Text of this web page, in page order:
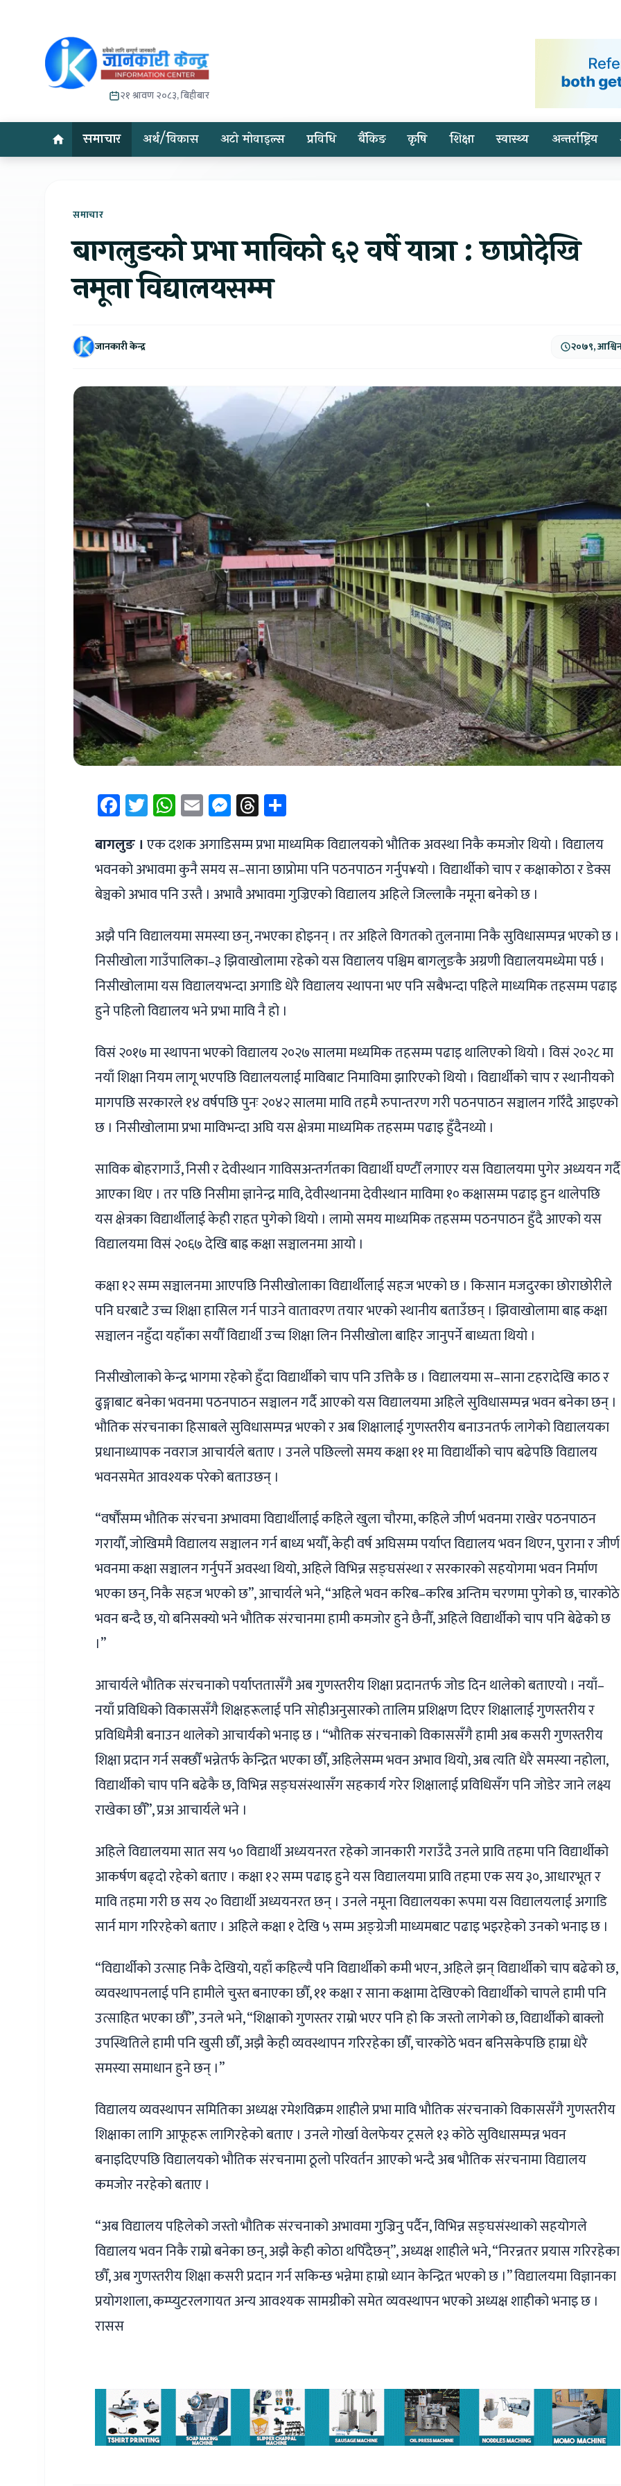
२१ श्रावण २०८३, बिहीबार
समाचार अर्थ/विकास अटो मोवाइल्स प्रविधि बैंकिङ कृषि शिक्षा स्वास्थ्य अन्तर्राष्ट्रिय
समाचार
बागलुङको प्रभा माविको ६२ वर्षे यात्रा : छाप्रोदेखि
नमूना विद्यालयसम्म
जानकारी केन्द्र २०७९,
Facebook
Twitter
WhatsApp
EmailMessenger
Threads
बागलुङ । एक दशक अगाडिसम्म प्रभा माध्यमिक विद्यालयको भौतिक अवस्था निकै कमजोर थियो । विद्यालय
भवनको अभावमा कुनै समय स–साना छाप्रोमा पनि पठनपाठन गर्नुप¥यो । विद्यार्थीको चाप र कक्षाकोठा र डेक्स
बेञ्चको अभाव पनि उस्तै । अभावै अभावमा गुज्रिएको विद्यालय अहिले जिल्लाकै नमूना बनेको छ ।
अझै पनि विद्यालयमा समस्या छन्, नभएका होइनन् । तर अहिले विगतको तुलनामा निकै सुविधासम्पन्न भएको छ ।
निसीखोला गाउँपालिका–३ झिवाखोलामा रहेको यस विद्यालय पश्चिम बागलुङकै अग्रणी विद्यालयमध्येमा पर्छ ।
निसीखोलामा यस विद्यालयभन्दा अगाडि धेरै विद्यालय स्थापना भए पनि सबैभन्दा पहिले माध्यमिक तहसम्म पढाइ
हुने पहिलो विद्यालय भने प्रभा मावि नै हो ।
विसं २०१७ मा स्थापना भएको विद्यालय २०२७ सालमा मध्यमिक तहसम्म पढाइ थालिएको थियो । विसं २०२८ मा
नयाँ शिक्षा नियम लागू भएपछि विद्यालयलाई माविबाट निमाविमा झारिएको थियो । विद्यार्थीको चाप र स्थानीयको
मागपछि सरकारले १४ वर्षपछि पुनः २०४२ सालमा मावि तहमै रुपान्तरण गरी पठनपाठन सञ्चालन गरिँदै आइएको
छ । निसीखोलामा प्रभा माविभन्दा अघि यस क्षेत्रमा माध्यमिक तहसम्म पढाइ हुँदैनथ्यो ।
साविक बोहरागाउँ, निसी र देवीस्थान गाविसअन्तर्गतका विद्यार्थी घण्टौँ लगाएर यस विद्यालयमा पुगेर अध्ययन गर्दै
आएका थिए । तर पछि निसीमा ज्ञानेन्द्र मावि, देवीस्थानमा देवीस्थान माविमा १० कक्षासम्म पढाइ हुन थालेपछि
यस क्षेत्रका विद्यार्थीलाई केही राहत पुगेको थियो । लामो समय माध्यमिक तहसम्म पठनपाठन हुँदै आएको यस
विद्यालयमा विसं २०६७ देखि बाह्र कक्षा सञ्चालनमा आयो ।
कक्षा १२ सम्म सञ्चालनमा आएपछि निसीखोलाका विद्यार्थीलाई सहज भएको छ । किसान मजदुरका छोराछोरीले
पनि घरबाटै उच्च शिक्षा हासिल गर्न पाउने वातावरण तयार भएको स्थानीय बताउँछन् । झिवाखोलामा बाह्र कक्षा
सञ्चालन नहुँदा यहाँका सयौँ विद्यार्थी उच्च शिक्षा लिन निसीखोला बाहिर जानुपर्ने बाध्यता थियो ।
निसीखोलाको केन्द्र भागमा रहेको हुँदा विद्यार्थीको चाप पनि उत्तिकै छ । विद्यालयमा स–साना टहरादेखि काठ र
ढुङ्गाबाट बनेका भवनमा पठनपाठन सञ्चालन गर्दै आएको यस विद्यालयमा अहिले सुविधासम्पन्न भवन बनेका छन् ।
भौतिक संरचनाका हिसाबले सुविधासम्पन्न भएको र अब शिक्षालाई गुणस्तरीय बनाउनतर्फ लागेको विद्यालयका
प्रधानाध्यापक नवराज आचार्यले बताए । उनले पछिल्लो समय कक्षा ११ मा विद्यार्थीको चाप बढेपछि विद्यालय
भवनसमेत आवश्यक परेको बताउछन् ।
“वर्षौँसम्म भौतिक संरचना अभावमा विद्यार्थीलाई कहिले खुला चौरमा, कहिले जीर्ण भवनमा राखेर पठनपाठन
गरायौँ, जोखिममै विद्यालय सञ्चालन गर्न बाध्य भयौँ, केही वर्ष अघिसम्म पर्याप्त विद्यालय भवन थिएन, पुराना र जीर्ण
भवनमा कक्षा सञ्चालन गर्नुपर्ने अवस्था थियो, अहिले विभिन्न सङ्घसंस्था र सरकारको सहयोगमा भवन निर्माण
भएका छन्, निकै सहज भएको छ”, आचार्यले भने, “अहिले भवन करिब–करिब अन्तिम चरणमा पुगेको छ, चारकोठे
भवन बन्दै छ, यो बनिसक्यो भने भौतिक संरचानमा हामी कमजोर हुने छैनौँ, अहिले विद्यार्थीको चाप पनि बेढेको छ
।”
आचार्यले भौतिक संरचनाको पर्याप्ततासँगै अब गुणस्तरीय शिक्षा प्रदानतर्फ जोड दिन थालेको बताएयो । नयाँ–
नयाँ प्रविधिको विकाससँगै शिक्षहरूलाई पनि सोहीअनुसारको तालिम प्रशिक्षण दिएर शिक्षालाई गुणस्तरीय र
प्रविधिमैत्री बनाउन थालेको आचार्यको भनाइ छ । “भौतिक संरचनाको विकाससँगै हामी अब कसरी गुणस्तरीय
शिक्षा प्रदान गर्न सक्छौँ भन्नेतर्फ केन्द्रित भएका छौँ, अहिलेसम्म भवन अभाव थियो, अब त्यति धेरै समस्या नहोला,
विद्यार्थीको चाप पनि बढेकै छ, विभिन्न सङ्घसंस्थासँग सहकार्य गरेर शिक्षालाई प्रविधिसँग पनि जोडेर जाने लक्ष्य
राखेका छौँ”, प्रअ आचार्यले भने ।
अहिले विद्यालयमा सात सय ५० विद्यार्थी अध्ययनरत रहेको जानकारी गराउँदै उनले प्रावि तहमा पनि विद्यार्थीको
आकर्षण बढ्दो रहेको बताए । कक्षा १२ सम्म पढाइ हुने यस विद्यालयमा प्रावि तहमा एक सय ३०, आधारभूत र
मावि तहमा गरी छ सय २० विद्यार्थी अध्ययनरत छन् । उनले नमूना विद्यालयका रूपमा यस विद्यालयलाई अगाडि
सार्न माग गरिरहेको बताए । अहिले कक्षा १ देखि ५ सम्म अङ्ग्रेजी माध्यमबाट पढाइ भइरहेको उनको भनाइ छ ।
“विद्यार्थीको उत्साह निकै देखियो, यहाँ कहिल्यै पनि विद्यार्थीको कमी भएन, अहिले झन् विद्यार्थीको चाप बढेको छ,
व्यवस्थापनलाई पनि हामीले चुस्त बनाएका छौँ, ११ कक्षा र साना कक्षामा देखिएको विद्यार्थीको चापले हामी पनि
उत्साहित भएका छौँ”, उनले भने, “शिक्षाको गुणस्तर राम्रो भएर पनि हो कि जस्तो लागेको छ, विद्यार्थीको बाक्लो
उपस्थितिले हामी पनि खुसी छौँ, अझै केही व्यवस्थापन गरिरहेका छौँ, चारकोठे भवन बनिसकेपछि हाम्रा धेरै
समस्या समाधान हुने छन् ।”
विद्यालय व्यवस्थापन समितिका अध्यक्ष रमेशविक्रम शाहीले प्रभा मावि भौतिक संरचनाको विकाससँगै गुणस्तरीय
शिक्षाका लागि आफूहरू लागिरहेको बताए । उनले गोर्खा वेलफेयर ट्रसले १३ कोठे सुविधासम्पन्न भवन
बनाइदिएपछि विद्यालयको भौतिक संरचनामा ठूलो परिवर्तन आएको भन्दै अब भौतिक संरचनामा विद्यालय
कमजोर नरहेको बताए ।
“अब विद्यालय पहिलेको जस्तो भौतिक संरचनाको अभावमा गुज्रिनु पर्दैन, विभिन्न सङ्घसंस्थाको सहयोगले
विद्यालय भवन निकै राम्रो बनेका छन्, अझै केही कोठा थपिँदैछन्”, अध्यक्ष शाहीले भने, “निरन्नतर प्रयास गरिरहेका
छौँ, अब गुणस्तरीय शिक्षा कसरी प्रदान गर्न सकिन्छ भन्नेमा हाम्रो ध्यान केन्द्रित भएको छ ।” विद्यालयमा विज्ञानका
प्रयोगशाला, कम्प्युटरलगायत अन्य आवश्यक सामग्रीको समेत व्यवस्थापन भएको अध्यक्ष शाहीको भनाइ छ ।
रासस